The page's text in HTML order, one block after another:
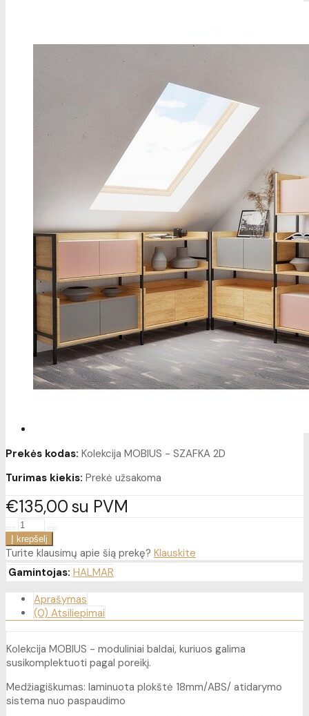
Prekės kodas: Kolekcija MOBIUS - SZAFKA 2D
Turimas kiekis: Prekė užsakoma
€13500su PVM
Turite klausimų apie šią prekę? Klauskite
Gamintojas: HALMAR
Aprašymas
(0) Atsiliepimai
Kolekcija MOBIUS - moduliniai baldai, kuriuos galima
susikomplektuoti pagal poreikį.
Medžiagiškumas: laminuota plokštė 18mm/ABS/ atidarymo
sistema nuo paspaudimo